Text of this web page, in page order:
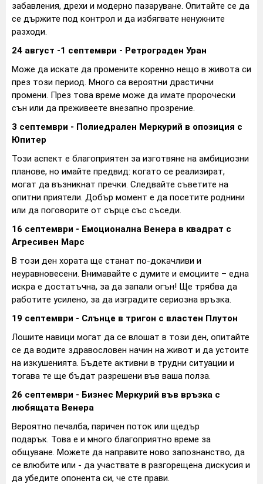
забавления, дрехи и модерно пазаруване. Опитайте се да
се държите под контрол и да избягвате ненужните
разходи.
24 август -1 септември - Ретрограден Уран
Може да искате да промените коренно нещо в живота си
през този период. Много са вероятни драстични
промени. През това време може да имате пророчески
сън или да преживеете внезапно прозрение.
3 септември - Полиедрален Меркурий в опозиция с
Юпитер
Този аспект е благоприятен за изготвяне на амбициозни
планове, но имайте предвид: когато се реализират,
могат да възникнат пречки. Следвайте съветите на
опитни приятели. Добър момент е да посетите роднини
или да поговорите от сърце със съседи.
16 септември - Емоционална Венера в квадрат с
Агресивен Марс
В този ден хората ще станат по-докачливи и
неуравновесени. Внимавайте с думите и емоциите – една
искра е достатъчна, за да запали огън! Ще трябва да
работите усилено, за да изградите сериозна връзка.
19 септември - Слънце в тригон с властен Плутон
Лошите навици могат да се влошат в този ден, опитайте
се да водите здравословен начин на живот и да устоите
на изкушенията. Бъдете активни в трудни ситуации и
тогава те ще бъдат разрешени във ваша полза.
26 септември - Бизнес Меркурий във връзка с
любящата Венера
Вероятно печалба, паричен поток или щедър
подарък. Това е и много благоприятно време за
общуване. Можете да направите ново запознанство, да
се влюбите или - да участвате в разгорещена дискусия и
да убедите опонента си, че сте прави.